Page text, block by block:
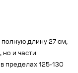
длину 27 см,
но и части
пределах 125-130